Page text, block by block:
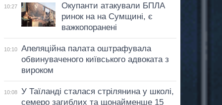
10:27
Окупанти атакували БПЛА
ринок на на Сумщині, є
важкопоранені
10:10
Апеляційна палата оштрафувала
обвинуваченого київського адвоката з
вироком
10:08
У Таїланді сталася стрілянина у школі,
семеро загиблих та щонайменше 15